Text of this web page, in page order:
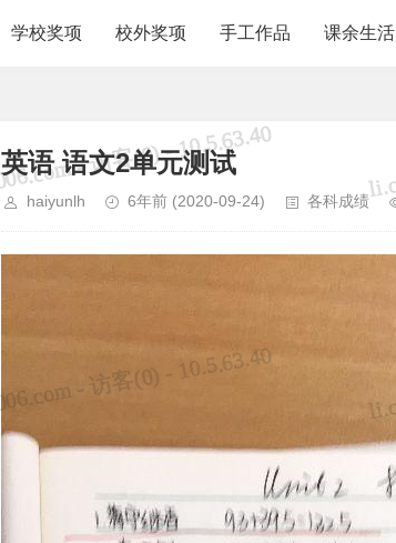
学校奖项 校外奖项 手工作品 课余生活
英语 语文2单元测试
haiyunlh 6年前 (2020-09-24) 各科成绩